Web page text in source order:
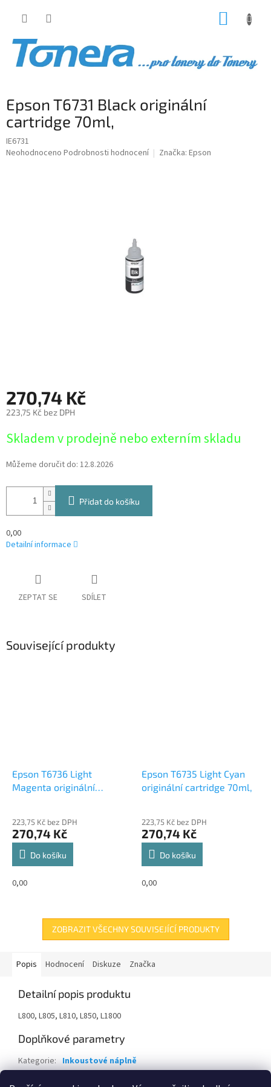
Epson T6731 Black originální
cartridge 70ml,
IE6731
Průměrné
Neohodnoceno Podrobnosti hodnocení Značka: Epson
270,74 Kč
223,75 Kč bez DPH
cena:
Skladem v prodejně nebo externím skladu
Můžeme doručit do: 12.8.2026
Přidat do košíku
0,00
Detailní informace
ZEPTAT SE SDÍLET
Související produkty
Epson T6736 Light
Magenta originální
223,75 Kč bez DPH
270,74 Kč
Do košíku
0,00
Epson T6735 Light Cyan
originální cartridge 70ml,
223,75 Kč bez DPH
270,74 Kč
Do košíku
0,00
ZOBRAZIT VŠECHNY SOUVISEJÍCÍ PRODUKTY
Popis Hodnocení Diskuze Značka
Detailní popis produktu
L800, L805, L810, L850, L1800
Doplňkové parametry
Kategorie: Inkoustové náplně